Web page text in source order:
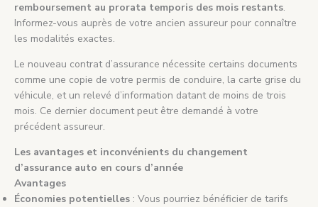
remboursement au prorata temporis des mois restants.
Informez-vous auprès de votre ancien assureur pour connaître
les modalités exactes.
Le nouveau contrat d’assurance nécessite certains documents
comme une copie de votre permis de conduire, la carte grise du
véhicule, et un relevé d’information datant de moins de trois
mois. Ce dernier document peut être demandé à votre
précédent assureur.
Les avantages et inconvénients du changement
d’assurance auto en cours d’année
Avantages
Économies potentielles : Vous pourriez bénéficier de tarifs